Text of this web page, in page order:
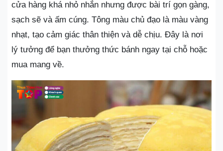
cửa hàng khá nhỏ nhắn nhưng được bài trí gọn gàng,
sạch sẽ và ấm cúng. Tông màu chủ đạo là màu vàng
nhạt, tạo cảm giác thân thiện và dễ chịu. Đây là nơi
lý tưởng để bạn thưởng thức bánh ngay tại chỗ hoặc
mua mang về.